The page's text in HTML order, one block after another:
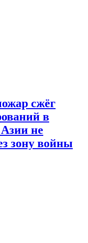
сжёг
в
не
зону войны